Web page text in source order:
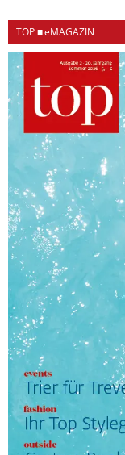
TOP ■ eMAGAZIN